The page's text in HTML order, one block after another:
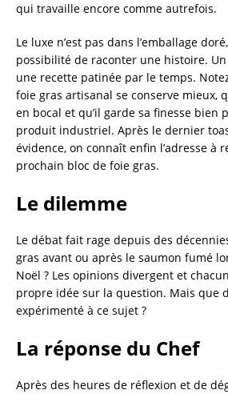
qui travaille encore comme autrefois.
Le luxe n’est pas dans l’emballage
possibilité de raconter une histoire.
une recette patinée par le temps.
foie gras artisanal se conserve mieux,
en bocal et qu’il garde sa finesse bien
produit industriel. Après le dernier
évidence, on connaît enfin l’adresse à
prochain bloc de foie gras.
Le dilemme
Le débat fait rage depuis des
gras avant ou après le saumon fumé
Noël ? Les opinions divergent et
propre idée sur la question. Mais que
expérimenté à ce sujet ?
La réponse du Chef
Après des heures de réflexion et de